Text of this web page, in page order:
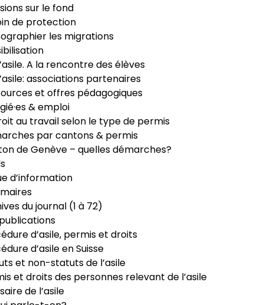
sur le fond
de protection
les migrations
A la rencontre des élèves
associations partenaires
et offres pédagogiques
& emploi
au travail selon le type de permis
par cantons & permis
de Genève – quelles démarches?
d’information
du journal (1 à 72)
d’asile, permis et droits
d’asile en Suisse
et non-statuts de l’asile
et droits des personnes relevant de l’asile
de l’asile